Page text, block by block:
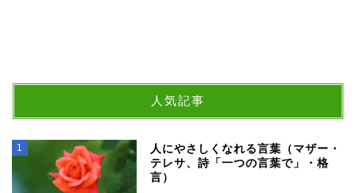
人気記事
1
人にやさしくなれる言葉（マザー・
テレサ、詩「一つの言葉で」・格
言）